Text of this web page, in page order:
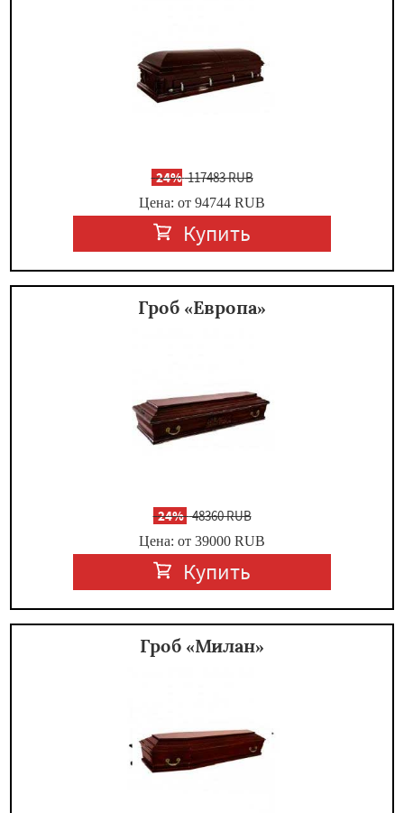
-24%117483 RUB
Цена: от 94744 RUB
Купить
Гроб «Европа»
-24%48360 RUB
Цена: от 39000 RUB
Купить
Гроб «Милан»